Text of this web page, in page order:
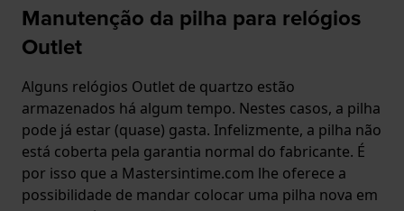
Manutenção da pilha para relógios
Outlet
Alguns relógios Outlet de quartzo estão
armazenados há algum tempo. Nestes casos, a pilha
pode já estar (quase) gasta. Infelizmente, a pilha não
está coberta pela garantia normal do fabricante. É
por isso que a Mastersintime.com lhe oferece a
possibilidade de mandar colocar uma pilha nova em